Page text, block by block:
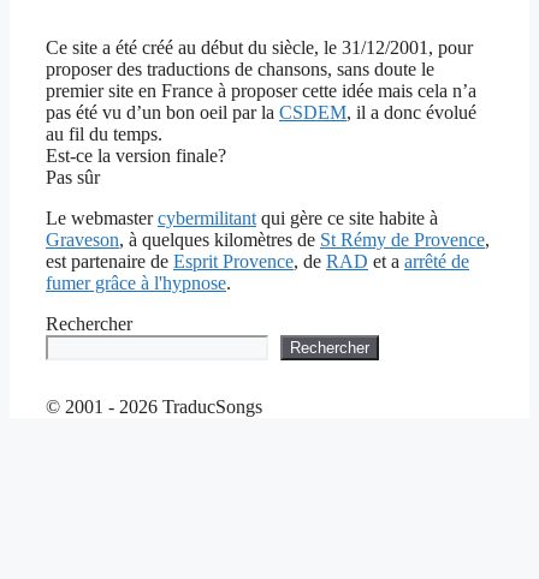
Ce site a été créé au début du siècle, le 31/12/2001, pour
proposer des traductions de chansons, sans doute le
premier site en France à proposer cette idée mais cela n’a
pas été vu d’un bon oeil par la CSDEM, il a donc évolué
au fil du temps.
Est-ce la version finale?
Pas sûr
Le webmastercybermilitant qui gère ce site habite à
Graveson, à quelques kilomètres de St Rémy de Provence,
est partenaire de Esprit Provence, de RAD et a arrêté de
fumer grâce à l'hypnose.
Rechercher
Rechercher
© 2001 - 2026 TraducSongs